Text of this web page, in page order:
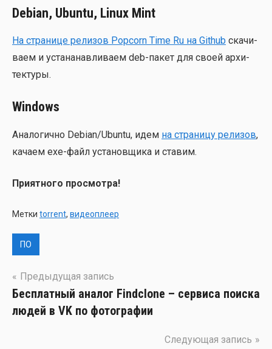
Debian, Ubuntu, Linux Mint
На стра­ни­це рели­зов Popcorn Time Ru на Github ска­чи­
ва­ем и уста­на­нав­ли­ва­ем deb-пакет для сво­ей архи­
тек­ту­ры.
Windows
Ана­ло­гич­но Debian/Ubuntu, идем на стра­ни­цу рели­зов,
кача­ем exe-файл уста­нов­щи­ка и ста­вим.
При­ят­но­го про­смот­ра!
Метки torrent, видеоплеер
ПО
Навигация
по
записям
Предыдущая запись
Бесплатный аналог Findclone – сервиса поиска
людей в VK по фотографии
Следующая запись